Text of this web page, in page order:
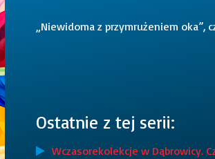
„Niewidoma z przymrużeniem
Ostatnie z tej serii:
Wczasorekolekcje w Dąbrowicy.